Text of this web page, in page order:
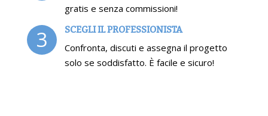
gratis e senza commissioni!
3 SCEGLI IL PROFESSIONISTA
Confronta, discuti e assegna il progetto
solo se soddisfatto. È facile e sicuro!